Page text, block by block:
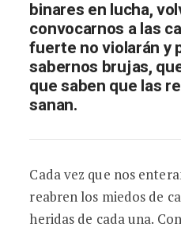
binares en lucha,
convocarnos a las
fuerte no violarán y
sabernos brujas,
que saben que las
sanan.
Cada vez que nos
reabren los miedos de
heridas de cada una.